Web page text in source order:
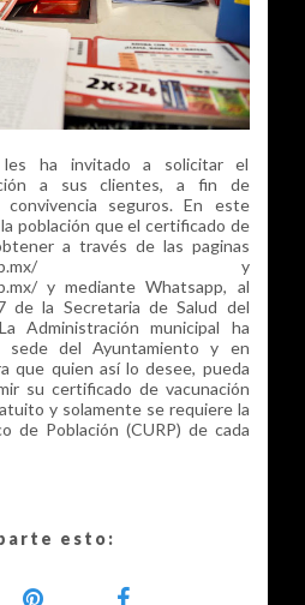
ha invitado a solicitar el
a sus clientes, a fin de
convivencia seguros. En este
población que el certificado de
a través de las paginas
y
y mediante Whatsapp, al
de la Secretaria de Salud del
Administración municipal ha
sede del Ayuntamiento y en
que quien así lo desee, pueda
su certificado de vacunación
y solamente se requiere la
de Población (CURP) de cada
esto: